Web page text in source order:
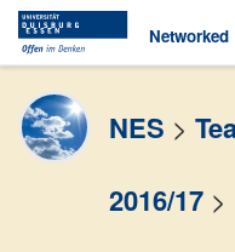
Skip to contentNetworked
NES >
2016/17 >